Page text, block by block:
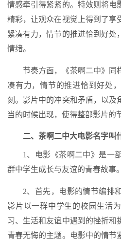
情感牵引得紧紧的。特效则将电
精彩，让观众在视觉上得到了享
紧凑有力，情节的推进恰到好处
情绪。
节奏方面，《茶啊二中》同
凑有力，情节的推进恰到好处
刻。影片中的冲突和矛盾，以及
当的时候出现，使得整部影片的
二、茶啊二中大电影名字叫
1、电影《茶啊二中》是一
群中学生成长与友谊的青春故事。
2、首先，电影的情节编排
影片以一群中学生的校园生活
习、生活和友谊中遇到的挫折和
青春无悔的主题。电影中的情节